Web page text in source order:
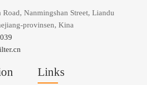
Road, Nanmingshan Street, Liandu
provinsen, Kina
Links